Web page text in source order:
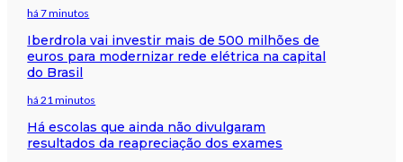
há 7 minutos
Iberdrola vai investir mais de 500 milhões de
euros para modernizar rede elétrica na capital
do Brasil
há 21 minutos
Há escolas que ainda não divulgaram
resultados da reapreciação dos exames